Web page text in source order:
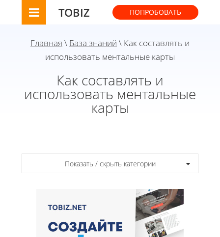
TOBIZ ПОПРОБОВАТЬ
Главная \ База знаний \ Как составлять и
использовать ментальные карты
Как составлять и
использовать ментальные
карты
Показать / скрыть категории